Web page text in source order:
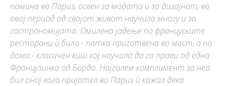
помина во Париз, освен за модата и за дизајнот, во
овој период од својот живот научила многу и за
гастрономијата. Омилено јадење по француските
ресторани ѝ било - патка приготвена во маст, а по
дома - класичен киш кој научила да го прави од една
Французинка од Бордо. Најголем комплимент за неа
бил оној кога пријател во Париз ѝ кажал дека